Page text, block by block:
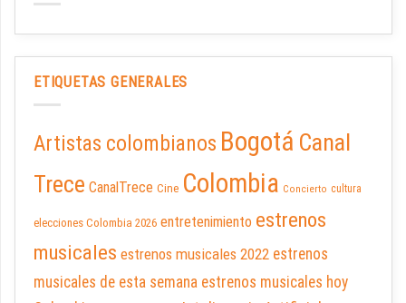
ETIQUETAS GENERALES
Artistas colombianos Bogotá Canal
Trece CanalTrece Cine Colombia Concierto cultura
elecciones Colombia 2026 entretenimiento estrenos
musicales estrenos musicales 2022 estrenos
musicales de esta semana estrenos musicales hoy